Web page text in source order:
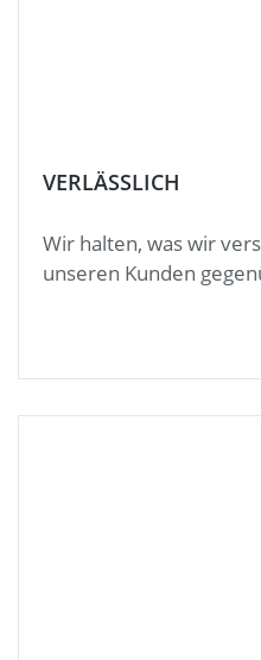
VERLÄSSLICH
Wir halten, was wir
unseren Kunden